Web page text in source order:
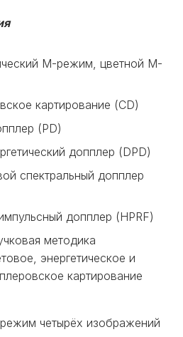
М-режим, цветной М-
картирование (CD)
(PD)
допплер (DPD)
спектральный допплер
допплер (HPRF)
методика
энергетическое и
картирование
четырёх изображений